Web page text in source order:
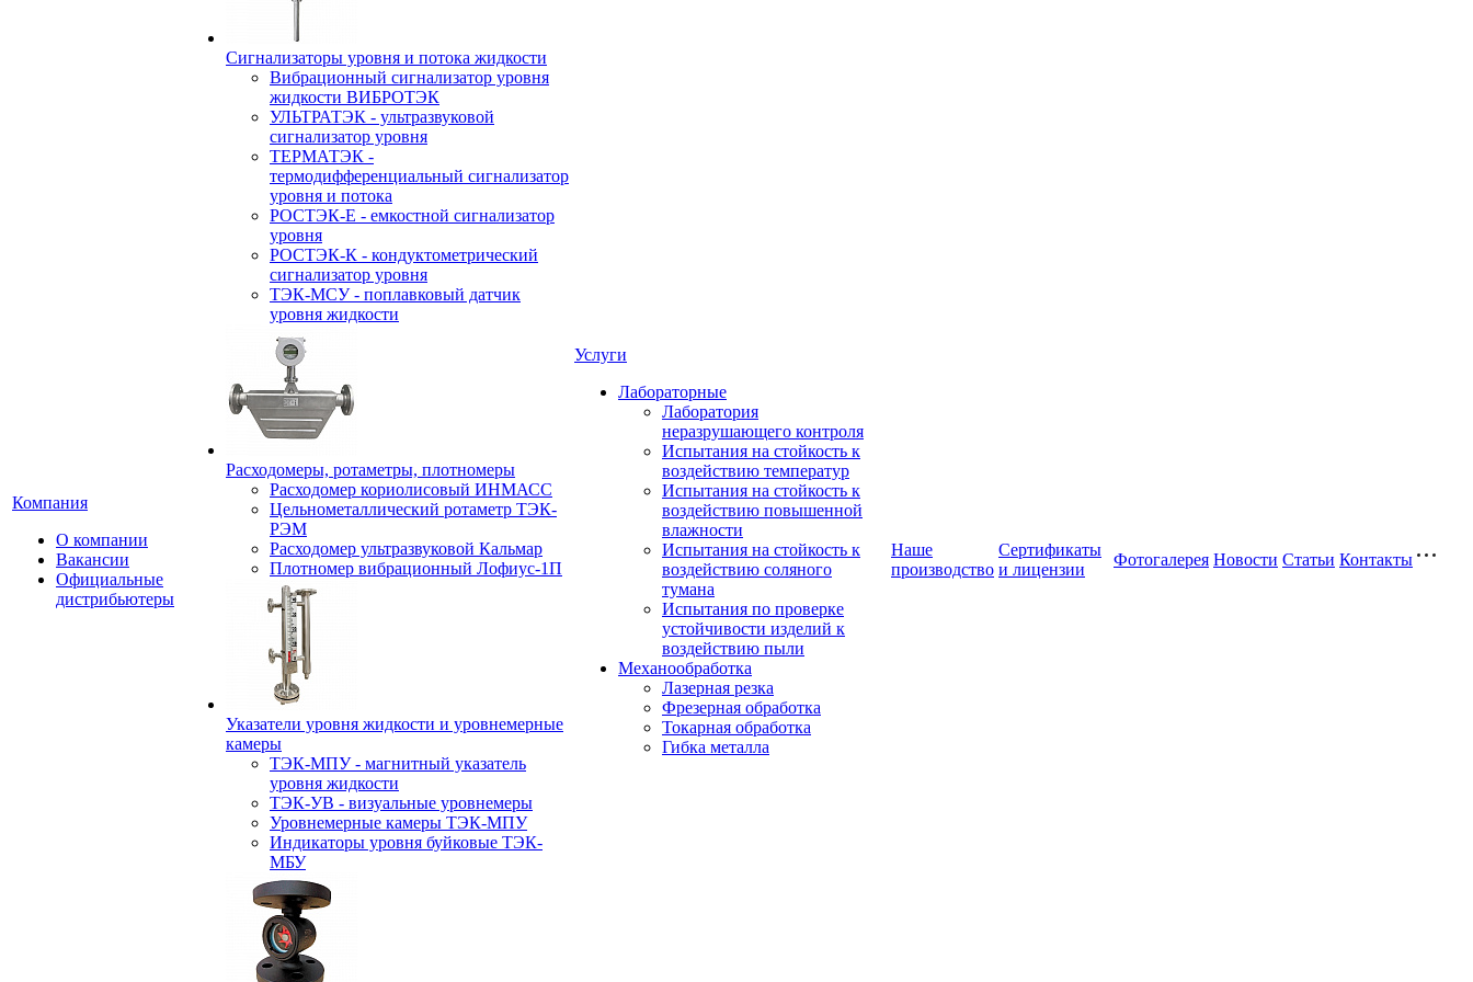
Компания
О компании
Вакансии
Официальные
дистрибьютеры
Сигнализаторы уровня и потока жидкости
Вибрационный сигнализатор уровня
жидкости ВИБРОТЭК
УЛЬТРАТЭК - ультразвуковой
сигнализатор уровня
ТЕРМАТЭК -
термодифференциальный сигнализатор
уровня и потока
РОСТЭК-Е - емкостной сигнализатор
уровня
РОСТЭК-К - кондуктометрический
сигнализатор уровня
ТЭК-МСУ - поплавковый датчик
уровня жидкости
Расходомеры, ротаметры, плотномеры
Расходомер кориолисовый ИНМАСС
Цельнометаллический ротаметр ТЭК-
РЭМ
Расходомер ультразвуковой Кальмар
Плотномер вибрационный Лофиус-1П
Указатели уровня жидкости и уровнемерные
камеры
ТЭК-МПУ - магнитный указатель
уровня жидкости
ТЭК-УВ - визуальные уровнемеры
Уровнемерные камеры ТЭК-МПУ
Индикаторы уровня буйковые ТЭК-
МБУ
Услуги
Лабораторные
Лаборатория
неразрушающего контроля
Испытания на стойкость к
воздействию температур
Испытания на стойкость к
воздействию повышенной
влажности
Испытания на стойкость к
воздействию соляного
тумана
Испытания по проверке
устойчивости изделий к
воздействию пыли
Механообработка
Лазерная резка
Фрезерная обработка
Токарная обработка
Гибка металла
Наше
производство
Сертификаты
и лицензии
Фотогалерея Новости Статьи Контакты